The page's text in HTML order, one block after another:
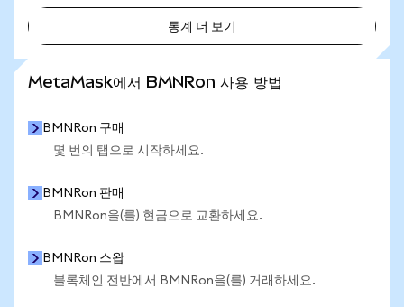
통계 더 보기
MetaMask에서 BMNRon 사용 방법
BMNRon 구매
몇 번의 탭으로 시작하세요.
BMNRon 판매
BMNRon을(를) 현금으로 교환하세요.
BMNRon 스왑
블록체인 전반에서 BMNRon을(를) 거래하세요.